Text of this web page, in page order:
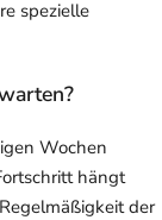
spezielle
Wochen
hängt
der